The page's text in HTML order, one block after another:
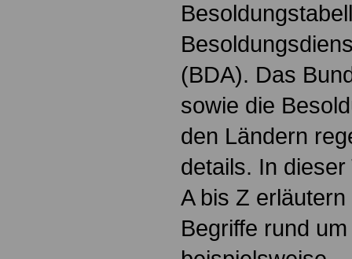
(BDA). Das
sowie die
den Ländern
details. In
A bis Z
Begriffe rund